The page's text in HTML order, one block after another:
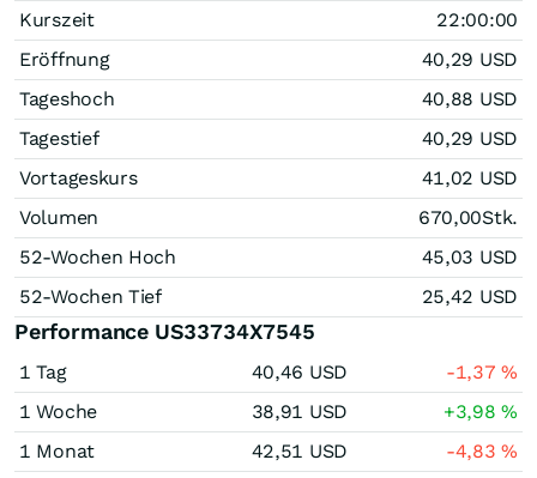
Kurszeit
22:00:00
Eröffnung
40,29 USD
Tageshoch
40,88 USD
Tagestief
40,29 USD
Vortageskurs
41,02 USD
Volumen
670,00Stk.
52-Wochen Hoch
45,03 USD
52-Wochen Tief
25,42 USD
Performance US33734X7545
1 Tag 40,46 USD -1,37%
1 Woche
38,91 USD +3,98%
1 Monat
42,51 USD -4,83%